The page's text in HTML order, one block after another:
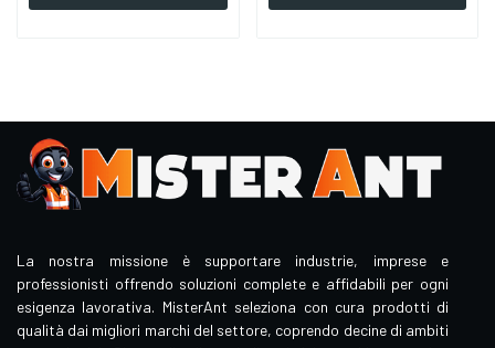
La nostra missione è supportare industrie, imprese e
professionisti offrendo soluzioni complete e affidabili per ogni
esigenza lavorativa. MisterAnt seleziona con cura prodotti di
qualità dai migliori marchi del settore, coprendo decine di ambiti